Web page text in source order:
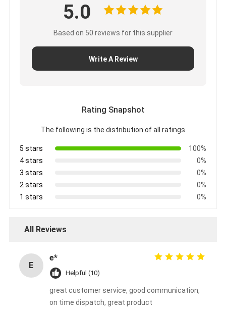
5.0
Based on 50 reviews for this supplier
Write A Review
Rating Snapshot
The following is the distribution of all ratings
5 stars
100%
4 stars
0%
3 stars
0%
2 stars
0%
1 stars
0%
All Reviews
E
e*
Helpful (10)
great customer service, good communication,
on time dispatch, great product